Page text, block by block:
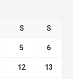
S S
5 6
12 13